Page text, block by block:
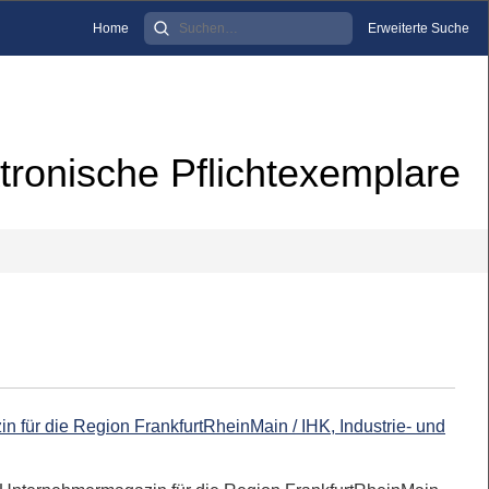
Home Erweiterte Suche
Pflichtexemplare
für die Region FrankfurtRheinMain / IHK, Industrie- und